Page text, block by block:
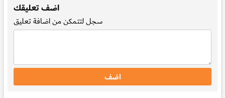
اضف تعليقك
سجللتتمكن من اضافة تعليق